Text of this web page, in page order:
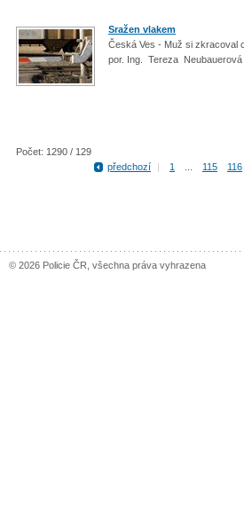
Sražen vlakem
Česká Ves - Muž si zkracoval
por. Ing. Tereza
Počet: 1290 / 129
předchozí
| 1 115 116
© 2026 Policie ČR, všechna práva vyhrazena